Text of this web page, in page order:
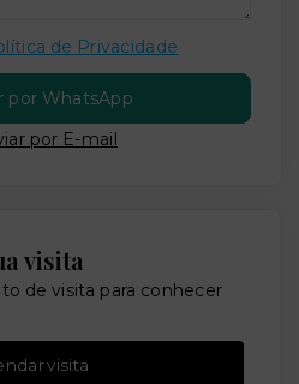
de Privacidade
por WhatsApp
por E-mail
visita
de visita para conhecer
visita